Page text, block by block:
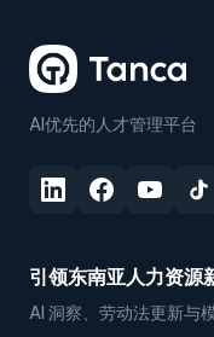
AI优先的人才管理平台
引领东南亚人力资源
AI 洞察、劳动法更新与